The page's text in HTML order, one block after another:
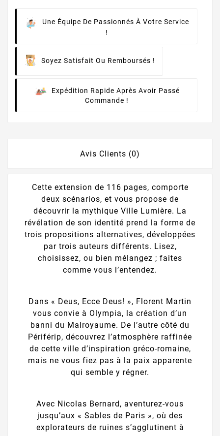
Une Équipe De Passionnés À Votre Service
!
Soyez Satisfait Ou Remboursés !
Expédition Rapide Après Avoir Passé
Commande !
Avis Clients (0)
Cette extension de 116 pages, comporte
deux scénarios, et vous propose de
découvrir la mythique Ville Lumière. La
révélation de son identité prend la forme de
trois propositions alternatives, développées
par trois auteurs différents. Lisez,
choisissez, ou bien mélangez ; faites
comme vous l’entendez.
Dans « Deus, Ecce Deus! », Florent Martin
vous convie à Olympia, la création d’un
banni du Malroyaume. De l’autre côté du
Périférip, découvrez l’atmosphère raffinée
de cette ville d’inspiration gréco-romaine,
mais ne vous fiez pas à la paix apparente
qui semble y régner.
Avec Nicolas Bernard, aventurez-vous
jusqu’aux « Sables de Paris », où des
explorateurs de ruines s’agglutinent à